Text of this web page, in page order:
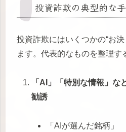
投資詐欺の典型的な
投資詐欺にはいくつかの“お
ます。代表的なものを整理す
「AI」「特別な情報」な
勧誘
「AIが選んだ銘柄」